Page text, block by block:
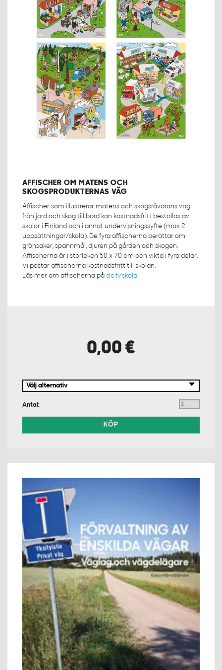
AFFISCHER OM MATENS OCH
SKOGSPRODUKTERNAS VÄG
Affischer som illustrerar matens och skogsråvarans väg
från jord och skog till bord kan kostnadsfritt beställas av
skolor i Finland och i annat undervisningssyfte (max 2
uppsättningar/skola). De fyra affischerna berättar om
grönsaker, spannmål, djuren på gården och skogen.
Affischerna är i storleken 50 x 70 cm och vikta i fyra delar.
Vi postar affischerna kostnadsfritt till skolan.
Läs mer om affischerna på slc.fi/skola
0,00 €
Antal:
KÖP